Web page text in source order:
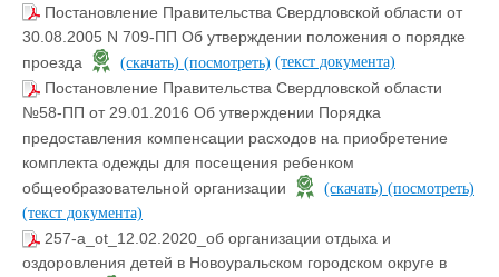
Постановление Правительства Свердловской области от
30.08.2005 N 709-ПП Об утверждении положения о порядке
проезда
(скачать) (посмотреть) (текст документа)
Постановление Правительства Свердловской области
№58-ПП от 29.01.2016 Об утверждении Порядка
предоставления компенсации расходов на приобретение
комплекта одежды для посещения ребенком
общеобразовательной организации
(скачать) (посмотреть)
(текст документа)
257-a_ot_12.02.2020_об организации отдыха и
оздоровления детей в Новоуральском городском округе в